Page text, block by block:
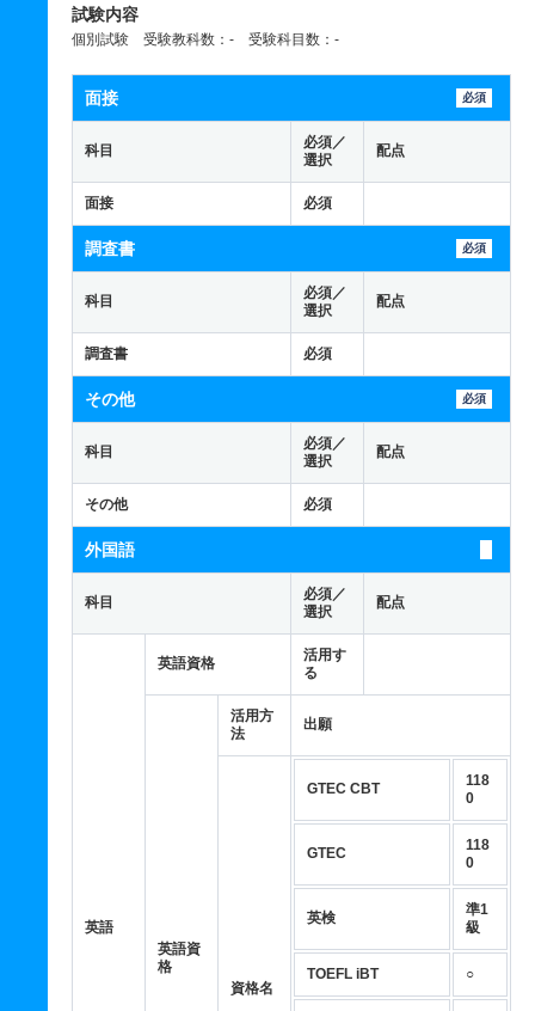
試験内容
個別試験 受験教科数：- 受験科目数：-
面接 必須
科目
必須／
選択
配点
面接 必須
調査書 必須
科目
必須／
選択
配点
調査書 必須
その他 必須
科目
必須／
選択
配点
その他 必須
外国語
科目
必須／
選択
配点
英語
英語資格
活用す
る
英語資
格
活用方
法
出願
資格名
GTEC CBT
118
0
GTEC
118
0
英検
準1
級
TOEFL iBT ○